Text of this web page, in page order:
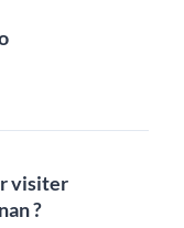
visiter
?